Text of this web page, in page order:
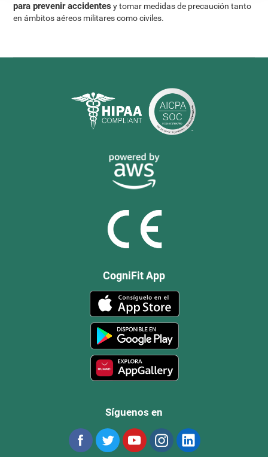
para prevenir accidentes y tomar medidas de precaución tanto
en ámbitos aéreos militares como civiles.
CogniFit App
Síguenos en